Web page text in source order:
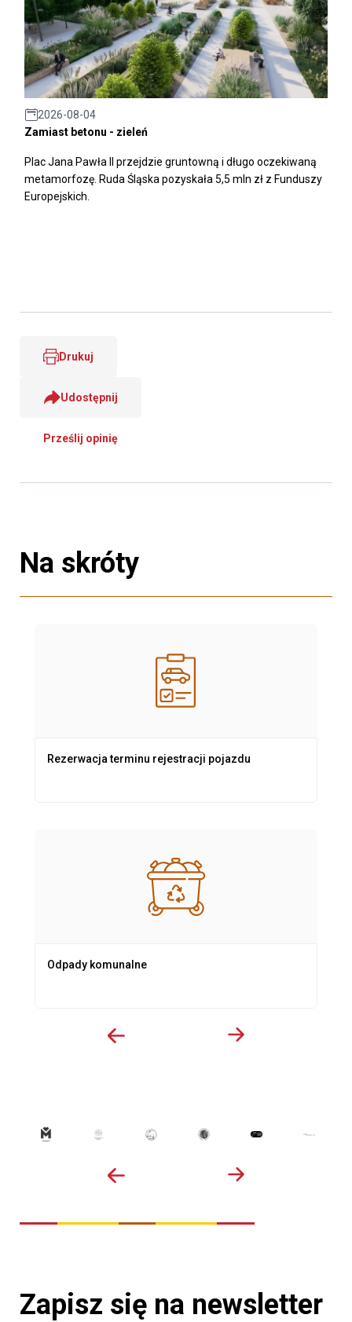
2026-08-04
Zamiast betonu - zieleń
Plac Jana Pawła II przejdzie gruntowną i długo oczekiwaną
metamorfozę. Ruda Śląska pozyskała 5,5 mln zł z Funduszy
Europejskich.
Drukuj
Udostępnij
Prześlij opinię
Na skróty
Rezerwacja terminu rejestracji pojazdu
Odpady komunalne
Zapisz się na newsletter